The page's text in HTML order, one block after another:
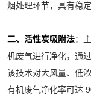
烟处理环节，具有稳
二、活性炭吸附法：
机废气进行净化，通
该技术对大风量、低
有机废气净化率可达